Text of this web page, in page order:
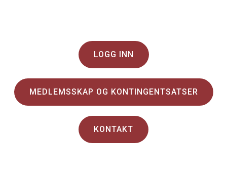
LOGG INN
MEDLEMSSKAP OG KONTINGENTSATSER
KONTAKT